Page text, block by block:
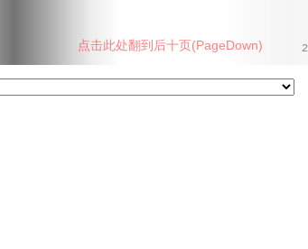
2
点击此处翻到后十页(PageDown)